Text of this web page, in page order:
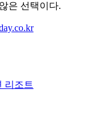
은 선택이다.
리조트